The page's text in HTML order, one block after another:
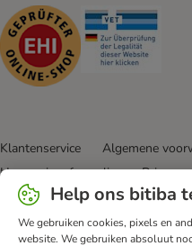
Security
Klantenservice Algemene
Herroepingsformulier
Nieuwsbrief
Verzendkosten &
Afval & Milieuvoorzieningen
Help ons bitiba
We gebruiken cookies, pixels en
website. We gebruiken absoluut